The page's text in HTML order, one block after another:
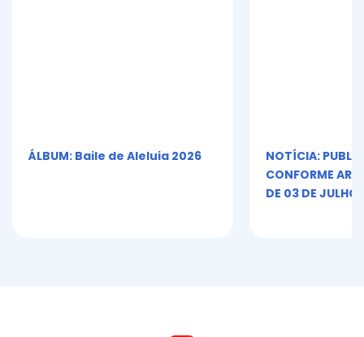
ÁLBUM: Baile de Aleluia 2026
NOTÍCIA:
CONFORME ART.
DE 03 DE JULHO